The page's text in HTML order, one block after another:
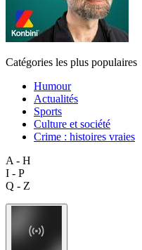
Catégories les plus populaires
Humour
Actualités
Sports
Culture et société
Crime : histoires vraies
A - H
I - P
Q - Z